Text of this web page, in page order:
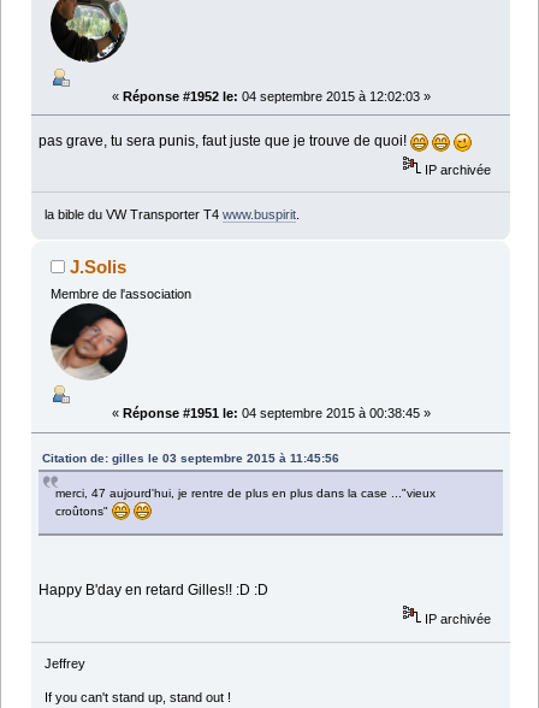
« Réponse #1952 le: 04 septembre 2015 à 12:02:03 »
pas grave, tu sera punis, faut juste que je trouve de quoi!
IP archivée
la bible du VW Transporter T4 www.buspirit.
J.Solis
Membre de l'association
« Réponse #1951 le: 04 septembre 2015 à 00:38:45 »
Citation de: gilles le 03 septembre 2015 à 11:45:56
merci, 47 aujourd'hui, je rentre de plus en plus dans la case ..."vieux
croûtons"
Happy B'day en retard Gilles!! :D :D
IP archivée
Jeffrey
If you can't stand up, stand out !